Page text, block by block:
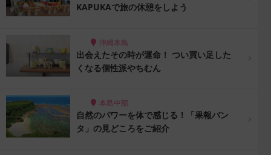
KAPUKAで旅の休憩をしよう
沖縄本島
出会えたその時が運命！ つい買い足した
くなる個性派やちむん
本島中部
自然のパワーを体で感じる！「果報バン
タ」の見どころをご紹介